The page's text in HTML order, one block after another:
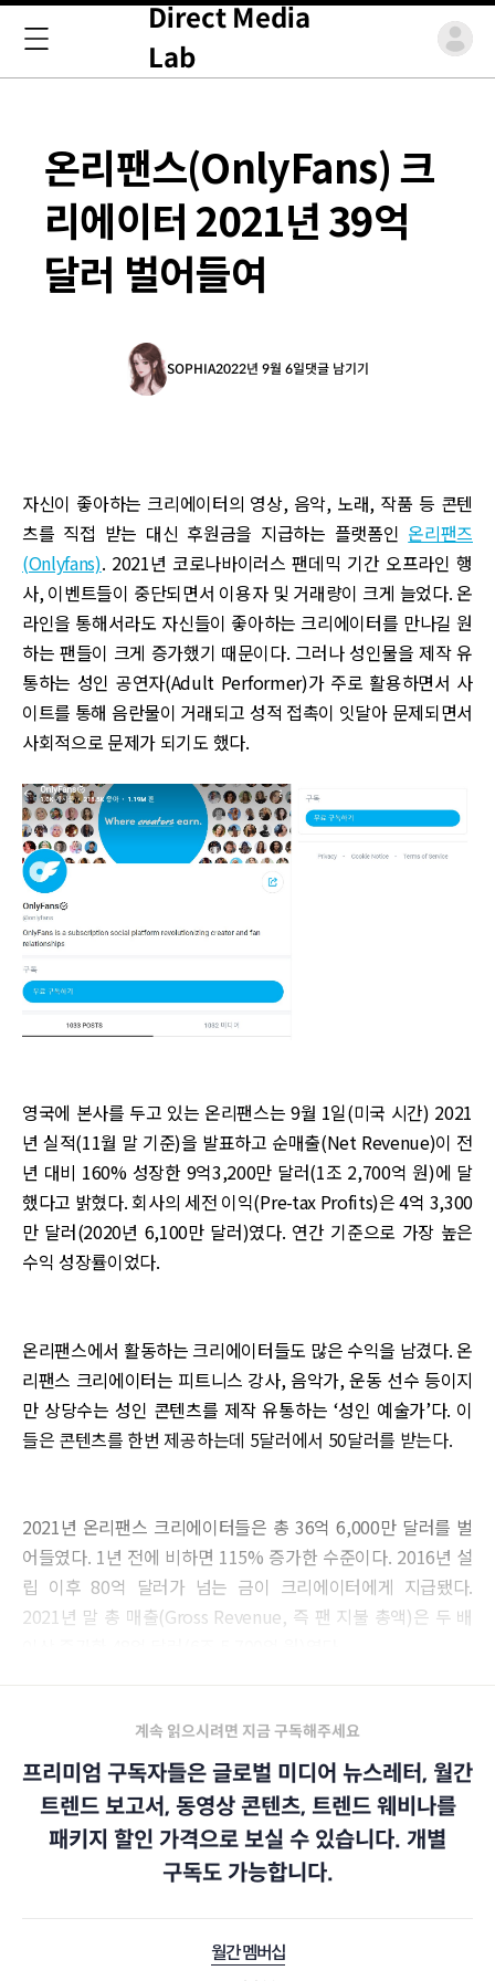
Direct Media
Lab
온리팬스(OnlyFans) 크
리에이터 2021년 39억
달러 벌어들여
SOPHIA2022년 9월 6일댓글 남기기
자신이 좋아하는 크리에이터의 영상, 음악, 노래, 작품 등 콘텐
츠를 직접 받는 대신 후원금을 지급하는 플랫폼인 온리팬즈
(Onlyfans). 2021년 코로나바이러스 팬데믹 기간 오프라인 행
사, 이벤트들이 중단되면서 이용자 및 거래량이 크게 늘었다. 온
라인을 통해서라도 자신들이 좋아하는 크리에이터를 만나길 원
하는 팬들이 크게 증가했기 때문이다. 그러나 성인물을 제작 유
통하는 성인 공연자(Adult Performer)가 주로 활용하면서 사
이트를 통해 음란물이 거래되고 성적 접촉이 잇달아 문제되면서
사회적으로 문제가 되기도 했다.
영국에 본사를 두고 있는 온리팬스는 9월 1일(미국 시간) 2021
년 실적(11월 말 기준)을 발표하고 순매출(Net Revenue)이 전
년 대비 160% 성장한 9억3,200만 달러(1조 2,700억 원)에 달
했다고 밝혔다. 회사의 세전 이익(Pre-tax Profits)은 4억 3,300
만 달러(2020년 6,100만 달러)였다. 연간 기준으로 가장 높은
수익 성장률이었다.
온리팬스에서 활동하는 크리에이터들도 많은 수익을 남겼다. 온
리팬스 크리에이터는 피트니스 강사, 음악가, 운동 선수 등이지
만 상당수는 성인 콘텐츠를 제작 유통하는 ‘성인 예술가’다. 이
들은 콘텐츠를 한번 제공하는데 5달러에서 50달러를 받는다.
2021년 온리팬스 크리에이터들은 총 36억 6,000만 달러를 벌
어들였다. 1년 전에 비하면 115% 증가한 수준이다. 2016년 설
립 이후 80억 달러가 넘는 금이 크리에이터에게 지급됐다.
2021년 말 총 매출(Gross Revenue, 즉 팬 지불 총액)은 두 배
계속 읽으시려면 지금 구독해주세요
프리미엄 구독자들은 글로벌 미디어 뉴스레터, 월간
트렌드 보고서, 동영상 콘텐츠, 트렌드 웨비나를
패키지 할인 가격으로 보실 수 있습니다. 개별
구독도 가능합니다.
월간 멤버십